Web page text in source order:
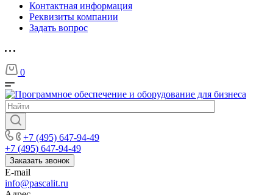
Контактная информация
Реквизиты компании
Задать вопрос
0
+7 (495) 647-94-49
+7 (495) 647-94-49
Заказать звонок
E-mail
info@pascalit.ru